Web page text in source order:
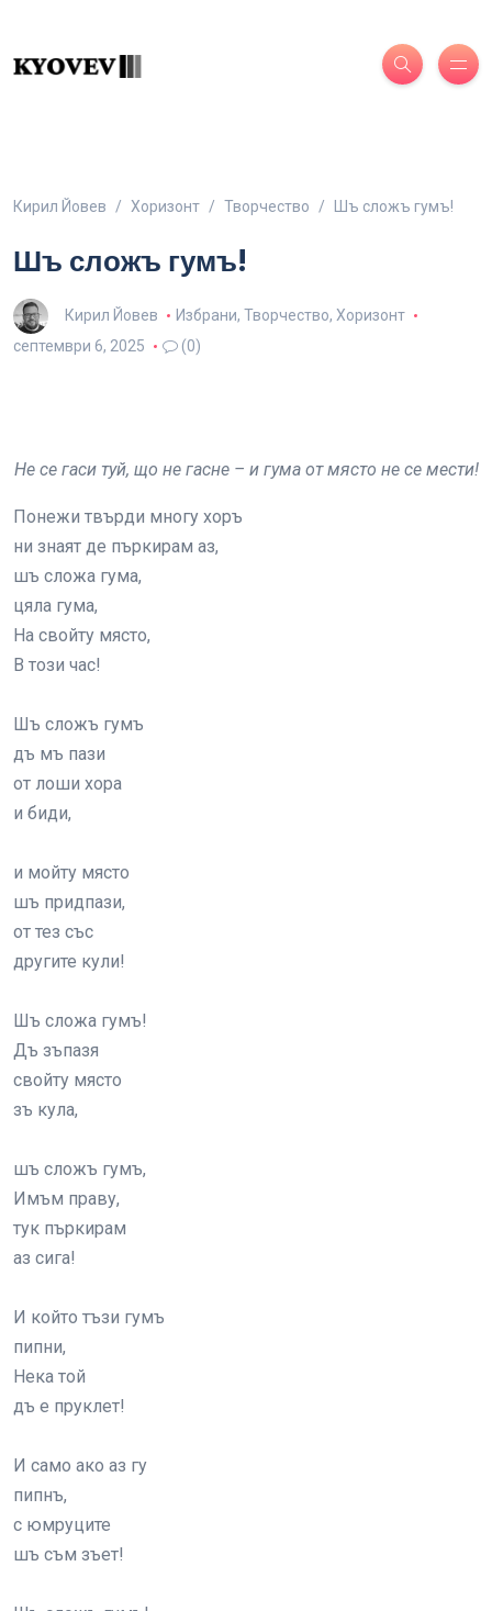
Кирил Йовев Хоризонт Творчество Шъ сложъ гумъ!
Шъ сложъ гумъ!
Кирил Йовев Избрани, Творчество, Хоризонт
септември 6, 2025
(0)
Не се гаси туй, що не гасне – и гума от място не се мести!
Понежи твърди многу хоръ
ни знаят де пъркирам аз,
шъ сложа гума,
цяла гума,
На свойту място,
В този час!
Шъ сложъ гумъ
дъ мъ пази
от лоши хора
и биди,
и мойту място
шъ придпази,
от тез със
другите кули!
Шъ сложа гумъ!
Дъ зъпазя
свойту място
зъ кула,
шъ сложъ гумъ,
Имъм праву,
тук пъркирам
аз сига!
И който тъзи гумъ
пипни,
Нека той
дъ е пруклет!
И само ако аз гу
пипнъ,
с юмруците
шъ съм зъет!